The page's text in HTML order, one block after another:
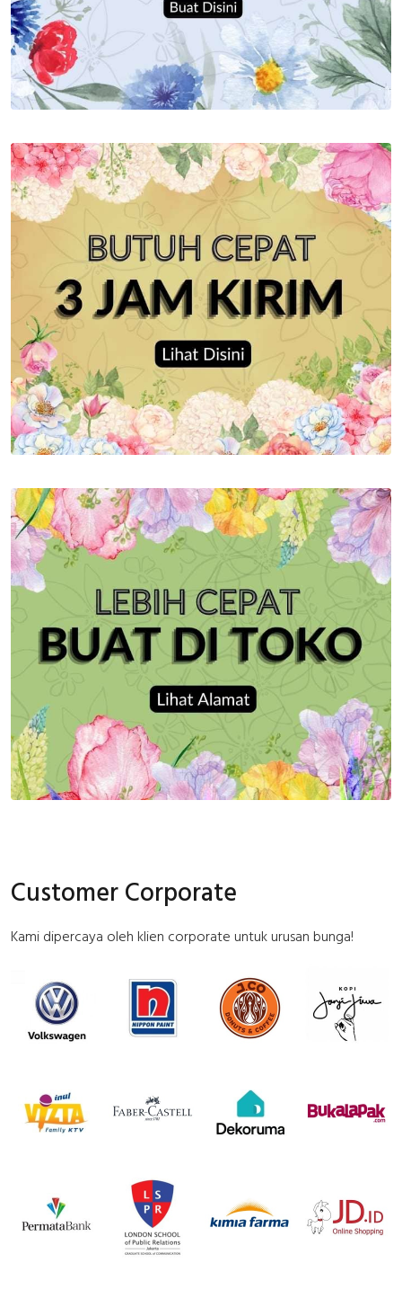
Customer Corporate
Kami dipercaya oleh klien corporate untuk urusan bunga!